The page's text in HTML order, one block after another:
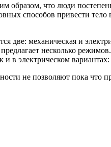
образом, что люди
способов привести
две: механическая и
предлагает несколько
и в электрическом
не позволяют пока что